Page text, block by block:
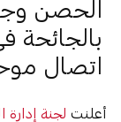
الحصن
بالجائحة
اتصال
أعلنتلجنة إدارة